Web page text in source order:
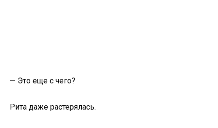
— Это еще с чего?
Рита даже растерялась.